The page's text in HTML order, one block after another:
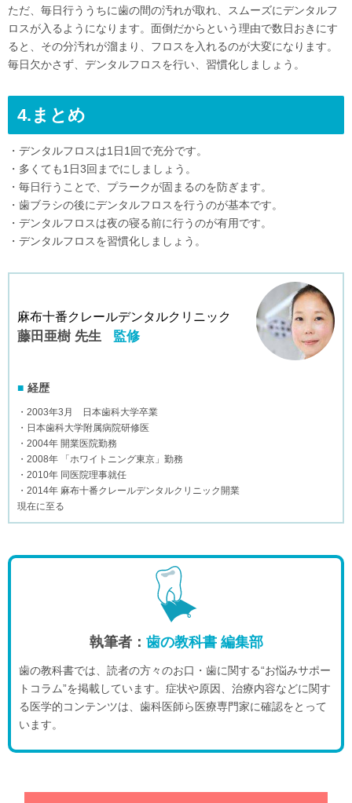
ただ、毎日行ううちに歯の間の汚れが取れ、スムーズにデンタルフ
ロスが入るようになります。面倒だからという理由で数日おきにす
ると、その分汚れが溜まり、フロスを入れるのが大変になります。
毎日欠かさず、デンタルフロスを行い、習慣化しましょう。
4.まとめ
・デンタルフロスは1日1回で充分です。
・多くても1日3回までにしましょう。
・毎日行うことで、プラークが固まるのを防ぎます。
・歯ブラシの後にデンタルフロスを行うのが基本です。
・デンタルフロスは夜の寝る前に行うのが有用です。
・デンタルフロスを習慣化しましょう。
麻布十番クレールデンタルクリニック
藤田亜樹 先生 監修
経歴
・2003年3月 日本歯科大学卒業
・日本歯科大学附属病院研修医
・2004年 開業医院勤務
・2008年 「ホワイトニング東京」勤務
・2010年 同医院理事就任
・2014年 麻布十番クレールデンタルクリニック開業
現在に至る
執筆者： 歯の教科書 編集部
歯の教科書では、読者の方々のお口・歯に関する“お悩みサポー
トコラム”を掲載しています。症状や原因、治療内容などに関す
る医学的コンテンツは、歯科医師ら医療専門家に確認をとって
います。